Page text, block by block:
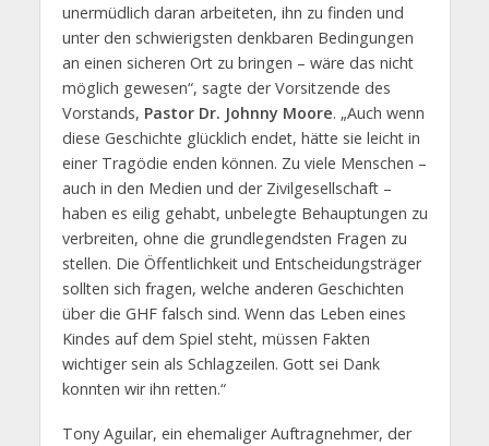
unermüdlich daran arbeiteten, ihn zu finden und
unter den schwierigsten denkbaren Bedingungen
an einen sicheren Ort zu bringen – wäre das nicht
möglich gewesen“, sagte der Vorsitzende des
Vorstands, Pastor Dr. Johnny Moore. „Auch wenn
diese Geschichte glücklich endet, hätte sie leicht in
einer Tragödie enden können. Zu viele Menschen –
auch in den Medien und der Zivilgesellschaft –
haben es eilig gehabt, unbelegte Behauptungen zu
verbreiten, ohne die grundlegendsten Fragen zu
stellen. Die Öffentlichkeit und Entscheidungsträger
sollten sich fragen, welche anderen Geschichten
über die GHF falsch sind. Wenn das Leben eines
Kindes auf dem Spiel steht, müssen Fakten
wichtiger sein als Schlagzeilen. Gott sei Dank
konnten wir ihn retten.“
Tony Aguilar, ein ehemaliger Auftragnehmer, der